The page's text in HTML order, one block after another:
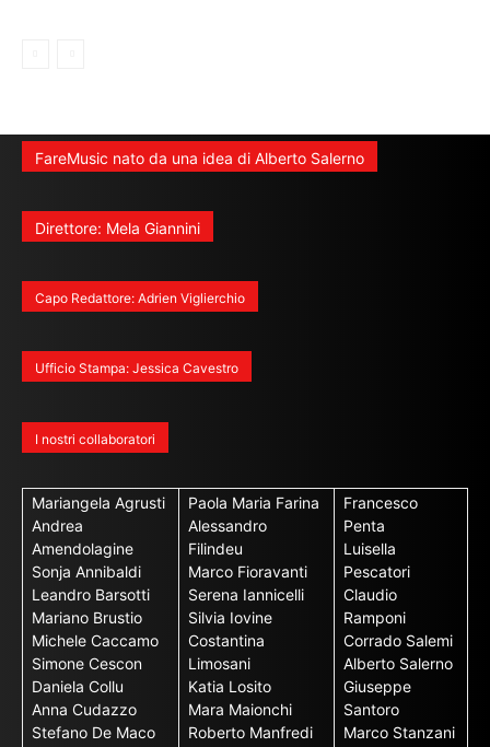
FareMusic nato da una idea di Alberto Salerno
Direttore: Mela Giannini
Capo Redattore: Adrien Viglierchio
Ufficio Stampa: Jessica Cavestro
I nostri collaboratori
Mariangela Agrusti
Andrea
Amendolagine
Sonja Annibaldi
Leandro Barsotti
Mariano Brustio
Michele Caccamo
Simone Cescon
Daniela Collu
Anna Cudazzo
Stefano De Maco
Paola Maria Farina
Alessandro
Filindeu
Marco Fioravanti
Serena Iannicelli
Silvia Iovine
Costantina
Limosani
Katia Losito
Mara Maionchi
Roberto Manfredi
Francesco
Penta
Luisella
Pescatori
Claudio
Ramponi
Corrado Salemi
Alberto Salerno
Giuseppe
Santoro
Marco Stanzani